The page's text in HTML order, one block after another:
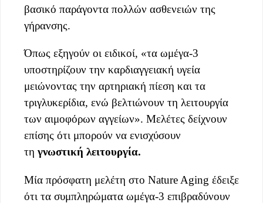
βασικό παράγοντα πολλών ασθενειών της
γήρανσης.
Όπως εξηγούν οι ειδικοί, «τα ωμέγα-3
υποστηρίζουν την καρδιαγγειακή υγεία
μειώνοντας την αρτηριακή πίεση και τα
τριγλυκερίδια, ενώ βελτιώνουν τη λειτουργία
των αιμοφόρων αγγείων». Μελέτες δείχνουν
επίσης ότι μπορούν να ενισχύσουν
τη γνωστική λειτουργία.
Μία πρόσφατη μελέτη στο Nature Aging έδειξε
ότι τα συμπληρώματα ωμέγα-3 επιβραδύνουν